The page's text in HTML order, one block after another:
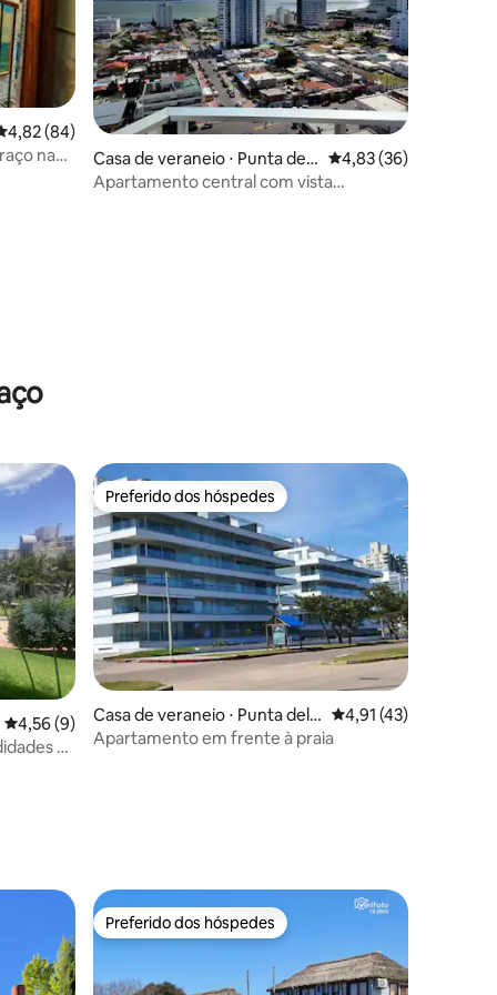
de uma avaliação média de 5, 84 avaliações
4,82 (84)
na
Casa de veraneio ⋅ Punta del
Este
4,83 de uma
4,83 (36)
Apartamento central com vista
4,56 de uma avaliação média de 5, 9 avaliações
4,56 (9)
na
Preferido dos hóspedes
Preferido dos hóspedes
Casa de veraneio ⋅ Punta del E
ste
4,91 de uma
4,91 (43)
Apartamento em frente à praia
Preferido dos hóspedes
Preferido dos hóspedes